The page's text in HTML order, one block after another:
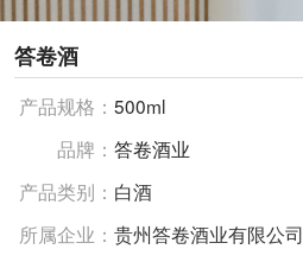
答卷酒
产品规格： 500ml
品牌： 答卷酒业
产品类别： 白酒
所属企业： 贵州答卷酒业有限公司